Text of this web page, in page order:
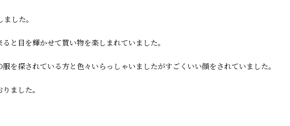
した。
と目を輝かせて買い物を楽しまれていました。
を探されている方と色々いらっしゃいましたがすごくいい顔をされていました。
ました。